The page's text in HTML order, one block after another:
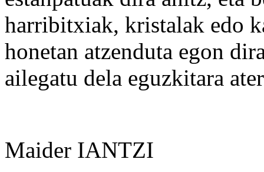
harribitxiak, kristalak edo
honetan atzenduta egon
ailegatu dela eguzkitara
Maider IANTZI